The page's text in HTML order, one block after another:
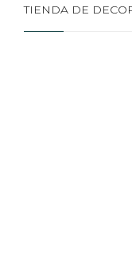
TIENDA DE